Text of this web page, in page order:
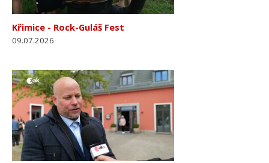
Křimice - Rock-Guláš Fest
09.07.2026